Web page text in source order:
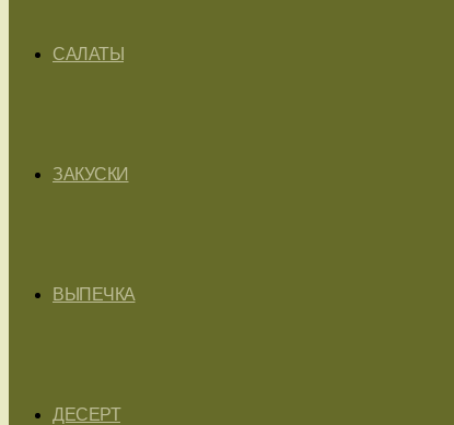
САЛАТЫ
ЗАКУСКИ
ВЫПЕЧКА
ДЕСЕРТ